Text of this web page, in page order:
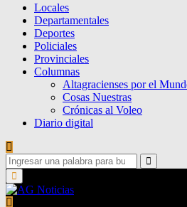
Locales
Departamentales
Deportes
Policiales
Provinciales
Columnas
Altagracienses por el
Cosas Nuestras
Crónicas al Voleo
Diario digital
Search
for:
Search
Primary
Menu